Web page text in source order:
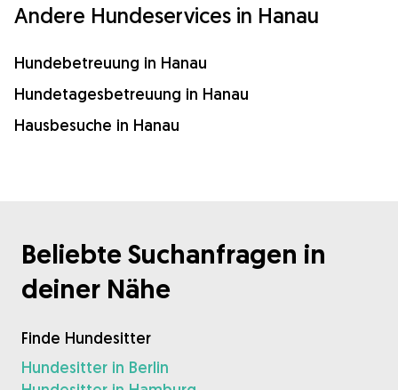
Andere Hundeservices in Hanau
Hundebetreuung in Hanau
Hundetagesbetreuung in Hanau
Hausbesuche in Hanau
Beliebte Suchanfragen in
deiner Nähe
Finde Hundesitter
Hundesitter in Berlin